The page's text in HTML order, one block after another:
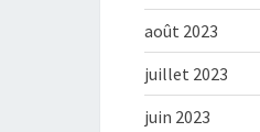
août 2023
juillet 2023
juin 2023